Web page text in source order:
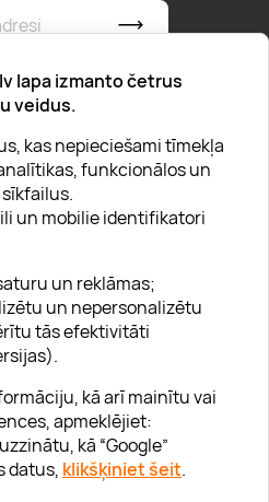
lapa izmanto četrus
veidus.
kas nepieciešami tīmekļa
funkcionālos un
un mobilie identifikatori
un reklāmas;
un nepersonalizētu
tās efektivitāti
kā arī mainītu vai
apmeklējiet:
kā “Google”
datus, klikšķiniet šeit.
politiku